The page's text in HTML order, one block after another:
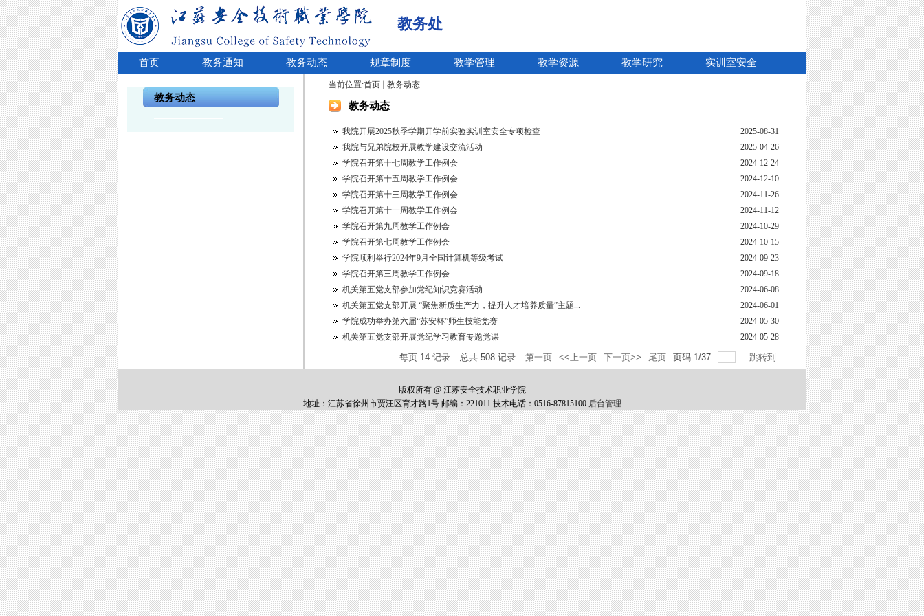
教务处
首页 教务通知 教务动态 规章制度 教学管理 教学资源 教学研究 实训室安全
教务动态
当前位置:首页 教务动态
教务动态
我院开展2025秋季学期开学前实验实训室安全专项检查
2025-08-31
我院与兄弟院校开展教学建设交流活动
2025-04-26
学院召开第十七周教学工作例会
2024-12-24
学院召开第十五周教学工作例会
2024-12-10
学院召开第十三周教学工作例会
2024-11-26
学院召开第十一周教学工作例会
2024-11-12
学院召开第九周教学工作例会
2024-10-29
学院召开第七周教学工作例会
2024-10-15
学院顺利举行2024年9月全国计算机等级考试
2024-09-23
学院召开第三周教学工作例会
2024-09-18
机关第五党支部参加党纪知识竞赛活动
2024-06-08
机关第五党支部开展 “聚焦新质生产力，提升人才培养质量”主题...
2024-06-01
学院成功举办第六届“苏安杯”师生技能竞赛
2024-05-30
机关第五党支部开展党纪学习教育专题党课
2024-05-28
每页 14 记录 总共 508 记录 第一页 <<上一页 下一页>> 尾页 页码 1/37 跳转到
版权所有 @ 江苏安全技术职业学院
地址：江苏省徐州市贾汪区育才路1号 邮编：221011 技术电话：0516-87815100 后台管理